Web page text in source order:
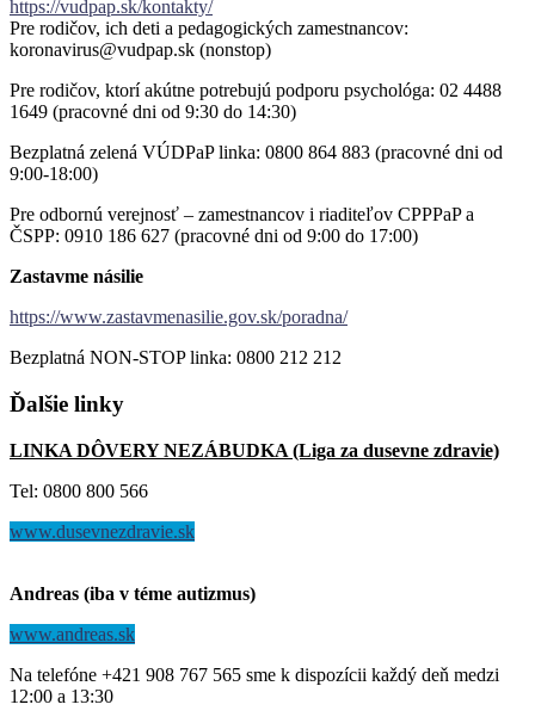
https://vudpap.sk/kontakty/
Pre rodičov, ich deti a pedagogických zamestnancov:
koronavirus@vudpap.sk (nonstop)
Pre rodičov, ktorí akútne potrebujú podporu psychológa: 02 4488
1649 (pracovné dni od 9:30 do 14:30)
Bezplatná zelená VÚDPaP linka: 0800 864 883 (pracovné dni od
9:00-18:00)
Pre odbornú verejnosť – zamestnancov i riaditeľov CPPPaP a
ČSPP: 0910 186 627 (pracovné dni od 9:00 do 17:00)
Zastavme násilie
https://www.zastavmenasilie.gov.sk/poradna/
Bezplatná NON-STOP linka: 0800 212 212
Ďalšie linky
LINKA DÔVERY NEZÁBUDKA (Liga za dusevne zdravie)
Tel: 0800 800 566
www.dusevnezdravie.sk
Andreas (iba v téme autizmus)
www.andreas.sk
Na telefóne +421 908 767 565 sme k dispozícii každý deň medzi
12:00 a 13:30